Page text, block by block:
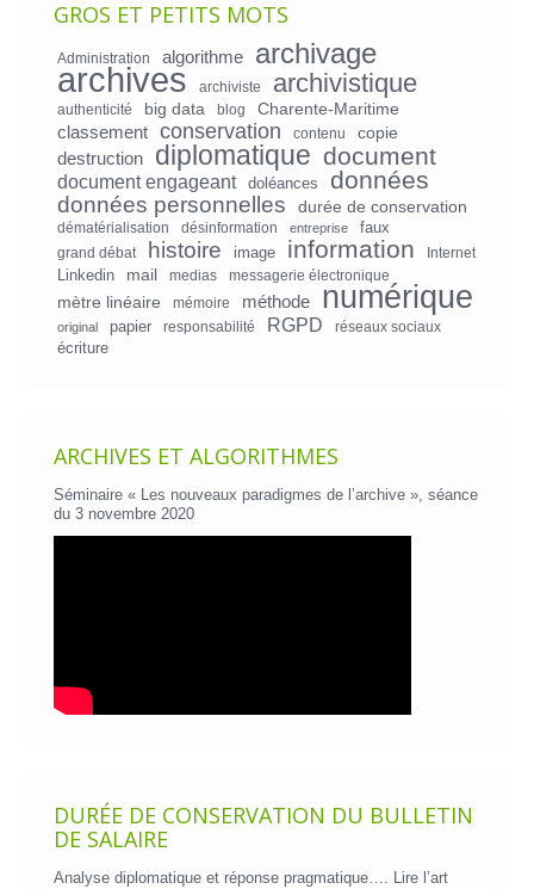
GROS ET PETITS MOTS
Administration algorithme archivage
archives archiviste archivistique
authenticité big data blog
Charente-Maritime
classement
conservation contenu
copie
destruction
diplomatique document
document engageant doléances données
données personnelles durée de conservation
dématérialisation désinformation entreprise faux
grand débat histoire image information Internet
Linkedin mail medias messagerie électronique
mètre linéaire mémoire méthode numérique
original papier responsabilité RGPD réseaux sociaux
écriture
ARCHIVES ET ALGORITHMES
Séminaire « Les nouveaux paradigmes de l’archive », séance
du 3 novembre 2020
DURÉE DE CONSERVATION DU BULLETIN
DE SALAIRE
Analyse diplomatique et réponse pragmatique…. Lire l’art